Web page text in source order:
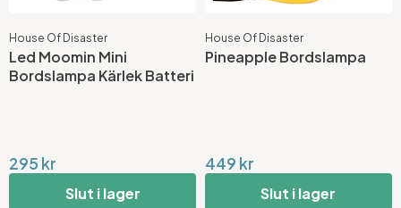
House Of Disaster
Led Moomin Mini
Bordslampa Kärlek Batteri
295 kr
Slut i lager
House Of Disaster
Pineapple Bordslampa
449 kr
Slut i lager